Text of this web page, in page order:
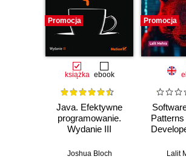
Promocja
książka ebook
Java. Efektywne
programowanie.
Wydanie III
Joshua Bloch
Promocja
Lalit